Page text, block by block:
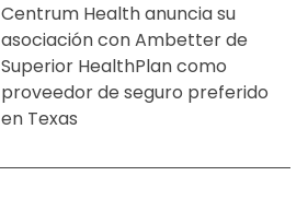
Centrum Health anuncia su
asociación con Ambetter de
Superior HealthPlan como
proveedor de seguro preferido
en Texas